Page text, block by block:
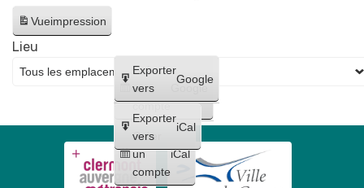
Vueimpression
Créer
un
compte
Google
Créer
un
compte
iCal
Exporter
vers
Google
Exporter
vers
iCal
Lieu